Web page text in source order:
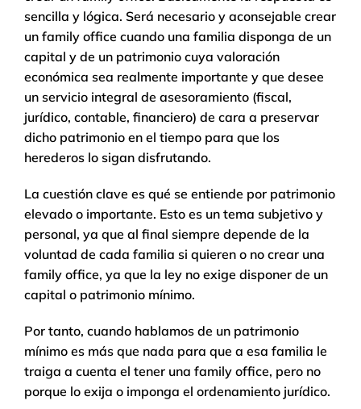
sencilla y lógica. Será necesario y aconsejable crear
un family office cuando una familia disponga de un
capital y de un patrimonio cuya valoración
económica sea realmente importante y que desee
un servicio integral de asesoramiento (fiscal,
jurídico, contable, financiero) de cara a preservar
dicho patrimonio en el tiempo para que los
herederos lo sigan disfrutando.
La cuestión clave es qué se entiende por patrimonio
elevado o importante. Esto es un tema subjetivo y
personal, ya que al final siempre depende de la
voluntad de cada familia si quieren o no crear una
family office, ya que la ley no exige disponer de un
capital o patrimonio mínimo.
Por tanto, cuando hablamos de un patrimonio
mínimo es más que nada para que a esa familia le
traiga a cuenta el tener una family office, pero no
porque lo exija o imponga el ordenamiento jurídico.